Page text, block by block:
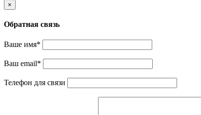
×
Обратная связь
Ваше имя*
Ваш email*
Телефон для связи